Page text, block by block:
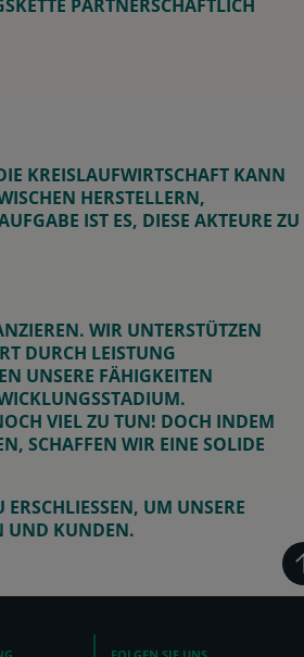
PARTNERSCHAFTLICH
KREISLAUFWIRTSCHAFT KANN
HERSTELLERN,
IST ES, DIESE AKTEURE ZU
WIR UNTERSTÜTZEN
DURCH LEISTUNG
UNSERE FÄHIGKEITEN
VIEL ZU TUN! DOCH INDEM
SCHAFFEN WIR EINE SOLIDE
UM UNSERE G
UND KUNDEN.